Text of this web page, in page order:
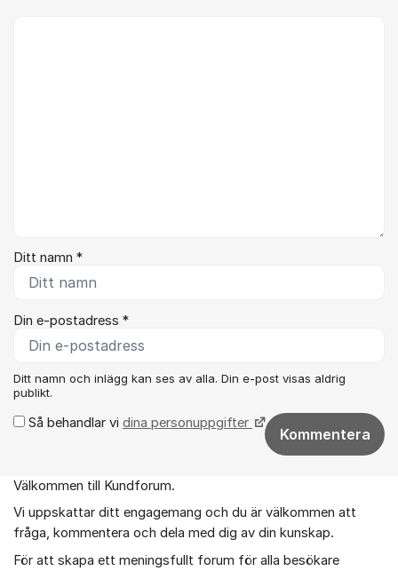
Ditt namn *
Din e-postadress *
Ditt namn och inlägg kan ses av alla. Din e-post visas aldrig
publikt.
Så behandlar vi dina personuppgifter
Kommentera
Om forumet
Välkommen till Kundforum.
Vi uppskattar ditt engagemang och du är välkommen att
fråga, kommentera och dela med dig av din kunskap.
För att skapa ett meningsfullt forum för alla besökare